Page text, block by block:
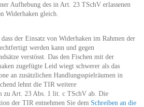
Aufhebung des in Art. 23 TSchV erlassenen
Widerhaken gleich.
der Einsatz von Widerhaken im Rahmen der
werden kann und gegen
verstösst. Das den Fischen mit der
zugefügte Leid wiegt schwerer als das
an zusätzlichen Handlungsspielräumen in
lehnt die TIR weitere
zu Art. 23 Abs. 1 lit. c TSchV ab. Die
der TIR entnehmen Sie dem Schreiben an die